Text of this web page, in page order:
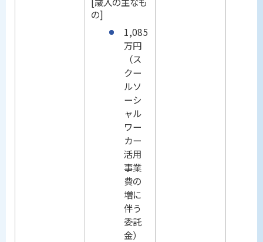
の]
1,085
万円
（ス
クー
ルソ
ーシ
ャル
ワー
カー
活用
事業
費の
増に
伴う
委託
金）